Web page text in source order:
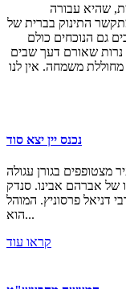
שהיא עבורה
התינוק בברית של
גם הנוכחים כולם
נרות שאורם דעך שבים
משמחה. אין לנו
נכנס יין יצא סוד
מצטופפים בגורן עגולה
של אברהם אבינו. סנדק
דניאל פרסוניץ. המוהל
הוא...
קראו עוד